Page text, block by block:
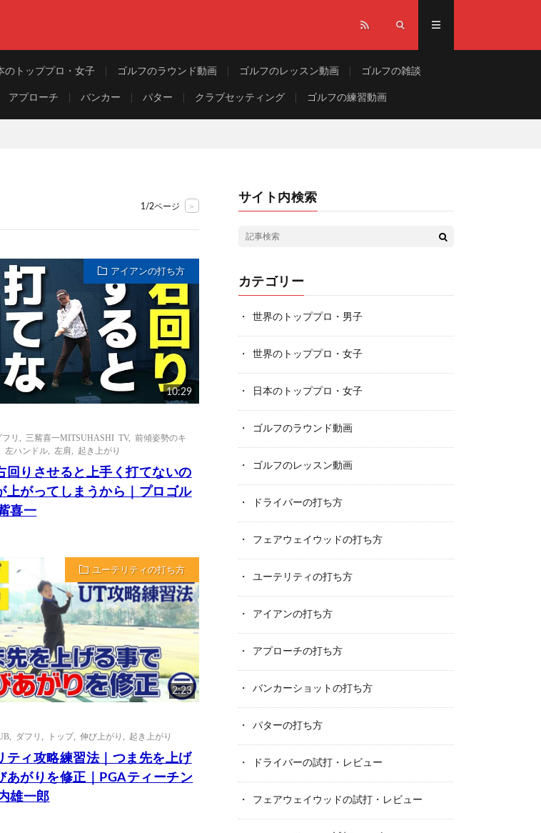
のトッププロ・女子 ゴルフのラウンド動画 ゴルフのレッスン動画 ゴルフの雑談
アプローチ バンカー パター クラブセッティング ゴルフの練習動画
1/2ページ >
アイアンの打ち方
10:29
フリ 三觜喜一MITSUHASHI TV,前傾姿勢のキ
左ハンドル 左肩 起き上がり
回りさせると上手く打てないの
上がってしまうから｜プロゴル
喜一
ユーテリティの打ち方
2:23
ダフリ トップ,伸び上がり 起き上がり
ティ攻略練習法｜つま先を上げ
あがりを修正｜PGAティーチン
雄一郎
サイト内検索
カテゴリー
世界のトッププロ・男子
世界のトッププロ・女子
日本のトッププロ・女子
ゴルフのラウンド動画
ゴルフのレッスン動画
ドライバーの打ち方
フェアウェイウッドの打ち方
ユーテリティの打ち方
アイアンの打ち方
アプローチの打ち方
バンカーショットの打ち方
パターの打ち方
ドライバーの試打・レビュー
フェアウェイウッドの試打・レビュー